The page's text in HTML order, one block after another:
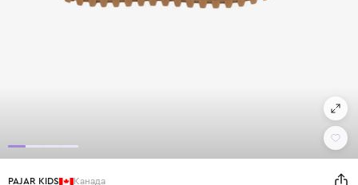
PAJAR KIDS Канада